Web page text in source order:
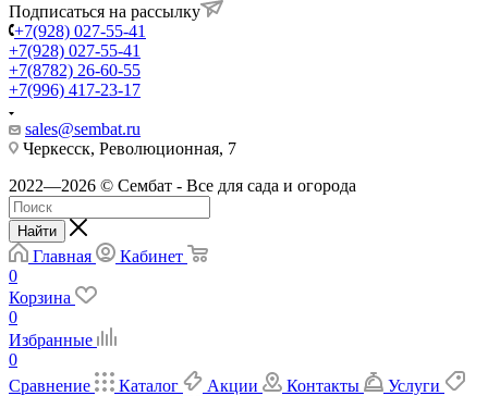
Подписаться на рассылку
+7(928) 027-55-41
+7(928) 027-55-41
+7(8782) 26-60-55
+7(996) 417-23-17
sales@sembat.ru
Черкесск, Революционная, 7
2022—2026 © Сембат - Все для сада и огорода
Найти
Главная
Кабинет
0
Корзина
0
Избранные
0
Сравнение
Каталог Акции Контакты
Услуги